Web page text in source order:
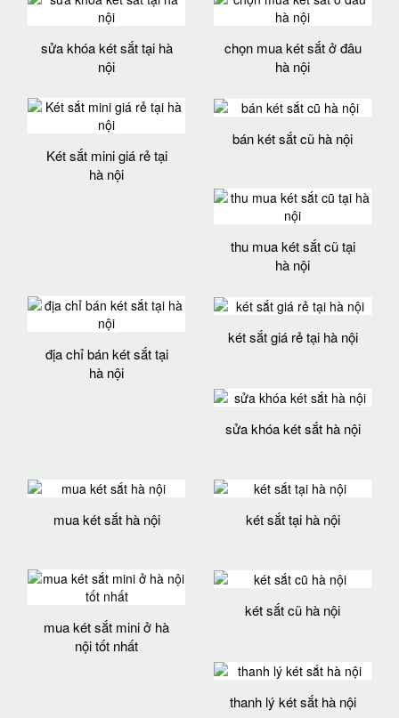
sửa khóa két sắt tại hà
nội
chọn mua két sắt ở đâu
hà nội
Két sắt mini giá rẻ tại
hà nội
bán két sắt cũ hà nội
thu mua két sắt cũ tại
hà nội
địa chỉ bán két sắt tại
hà nội
két sắt giá rẻ tại hà nội
sửa khóa két sắt hà nội
mua két sắt hà nội két sắt tại hà nội
mua két sắt mini ở hà
nội tốt nhất
két sắt cũ hà nội
thanh lý két sắt hà nội